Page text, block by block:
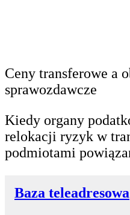
Ceny transferowe a
sprawozdawcze
Kiedy organy
relokacji ryzyk w
podmiotami
Baza teleadresowa